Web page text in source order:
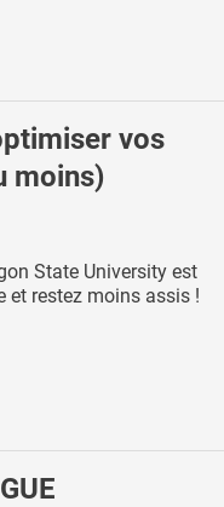
vos
moins)
State University est
et restez moins assis !